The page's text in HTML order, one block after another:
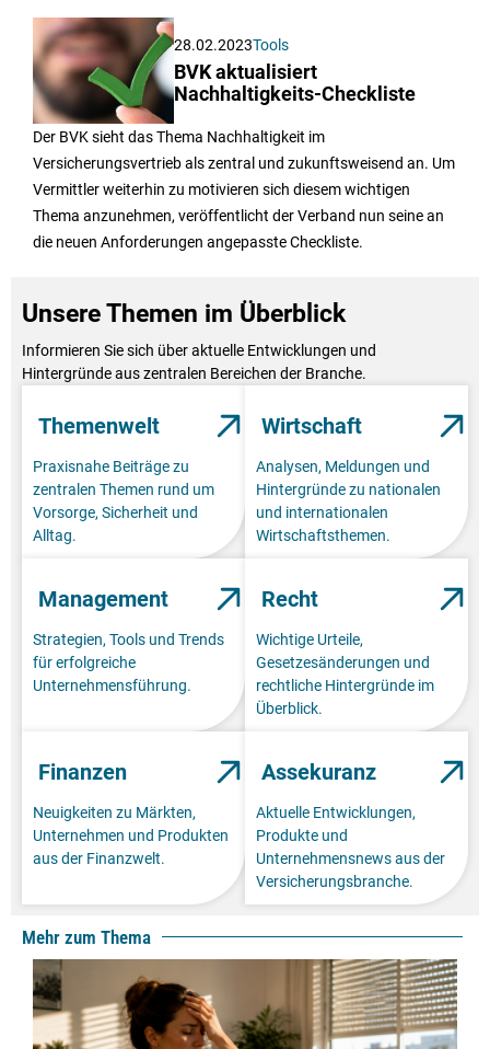
28.02.2023Tools
BVK aktualisiert
Nachhaltigkeits-Checkliste
Der BVK sieht das Thema Nachhaltigkeit im
Versicherungsvertrieb als zentral und zukunftsweisend an. Um
Vermittler weiterhin zu motivieren sich diesem wichtigen
Thema anzunehmen, veröffentlicht der Verband nun seine an
die neuen Anforderungen angepasste Checkliste.
Unsere Themen im Überblick
Informieren Sie sich über aktuelle Entwicklungen und
Hintergründe aus zentralen Bereichen der Branche.
Themenwelt
Praxisnahe Beiträge zu
zentralen Themen rund um
Vorsorge, Sicherheit und
Alltag.
Wirtschaft
Analysen, Meldungen und
Hintergründe zu nationalen
und internationalen
Wirtschaftsthemen.
Management
Strategien, Tools und Trends
für erfolgreiche
Unternehmensführung.
Recht
Wichtige Urteile,
Gesetzesänderungen und
rechtliche Hintergründe im
Überblick.
Finanzen
Neuigkeiten zu Märkten,
Unternehmen und Produkten
aus der Finanzwelt.
Assekuranz
Aktuelle Entwicklungen,
Produkte und
Unternehmensnews aus der
Versicherungsbranche.
Mehr zum Thema